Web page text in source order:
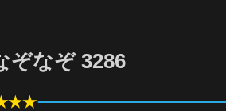
ぞなぞ 3286
★